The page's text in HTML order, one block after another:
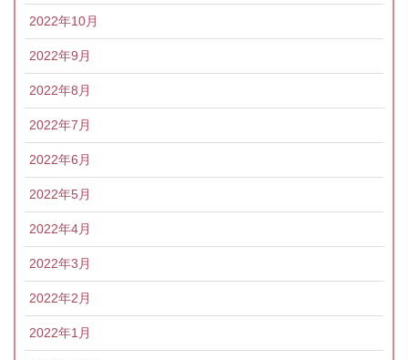
2022年10月
2022年9月
2022年8月
2022年7月
2022年6月
2022年5月
2022年4月
2022年3月
2022年2月
2022年1月